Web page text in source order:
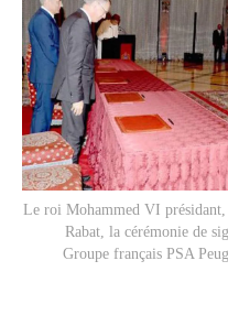
Le roi Mohammed VI présidant,
Rabat, la cérémonie de
Groupe français PSA